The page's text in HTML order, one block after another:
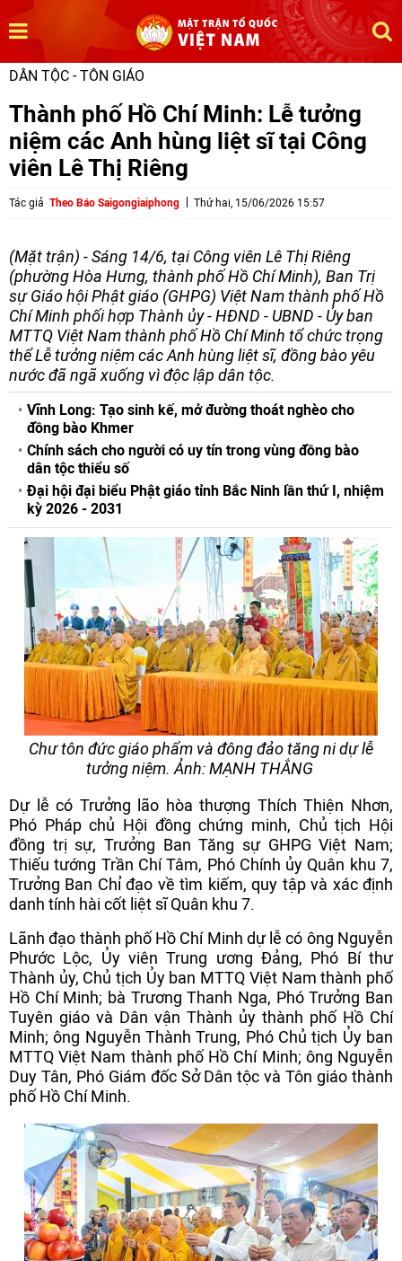
DÂN TỘC - TÔN GIÁO
Thành phố Hồ Chí Minh: Lễ tưởng
niệm các Anh hùng liệt sĩ tại Công
viên Lê Thị Riêng
Tác giả Theo Báo Saigongiaiphong Thứ hai, 15/06/2026 15:57
(Mặt trận) - Sáng 14/6, tại Công viên Lê Thị Riêng
(phường Hòa Hưng, thành phố Hồ Chí Minh), Ban Trị
sự Giáo hội Phật giáo (GHPG) Việt Nam thành phố Hồ
Chí Minh phối hợp Thành ủy - HĐND - UBND - Ủy ban
MTTQ Việt Nam thành phố Hồ Chí Minh tổ chức trọng
thể Lễ tưởng niệm các Anh hùng liệt sĩ, đồng bào yêu
nước đã ngã xuống vì độc lập dân tộc.
Vĩnh Long: Tạo sinh kế, mở đường thoát nghèo cho
đồng bào Khmer
Chính sách cho người có uy tín trong vùng đồng bào
dân tộc thiểu số
Đại hội đại biểu Phật giáo tỉnh Bắc Ninh lần thứ I, nhiệm
kỳ 2026 - 2031
Chư tôn đức giáo phẩm và đông đảo tăng ni dự lễ
tưởng niệm. Ảnh: MẠNH THẮNG
Dự lễ có Trưởng lão hòa thượng Thích Thiện Nhơn,
Phó Pháp chủ Hội đồng chứng minh, Chủ tịch Hội
đồng trị sự, Trưởng Ban Tăng sự GHPG Việt Nam;
Thiếu tướng Trần Chí Tâm, Phó Chính ủy Quân khu 7,
Trưởng Ban Chỉ đạo về tìm kiếm, quy tập và xác định
danh tính hài cốt liệt sĩ Quân khu 7.
Lãnh đạo thành phố Hồ Chí Minh dự lễ có ông Nguyễn
Phước Lộc, Ủy viên Trung ương Đảng, Phó Bí thư
Thành ủy, Chủ tịch Ủy ban MTTQ Việt Nam thành phố
Hồ Chí Minh; bà Trương Thanh Nga, Phó Trưởng Ban
Tuyên giáo và Dân vận Thành ủy thành phố Hồ Chí
Minh; ông Nguyễn Thành Trung, Phó Chủ tịch Ủy ban
MTTQ Việt Nam thành phố Hồ Chí Minh; ông Nguyễn
Duy Tân, Phó Giám đốc Sở Dân tộc và Tôn giáo thành
phố Hồ Chí Minh.